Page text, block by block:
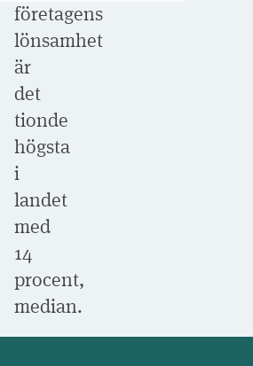
företagens
lönsamhet
är
det
tionde
högsta
i
landet
med
14
procent,
median.